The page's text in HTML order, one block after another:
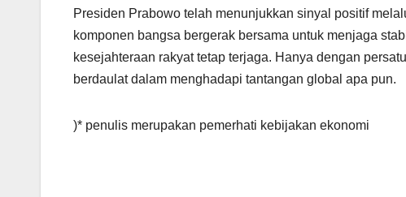
Presiden Prabowo telah menunjukkan sinyal positif
komponen bangsa bergerak bersama untuk menjaga
kesejahteraan rakyat tetap terjaga. Hanya dengan
berdaulat dalam menghadapi tantangan global apa pun.
)* penulis merupakan pemerhati kebijakan ekonomi